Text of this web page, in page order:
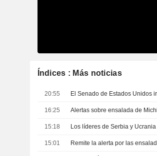
Índices : Más noticias
20:55
16:25
15:18
15:01